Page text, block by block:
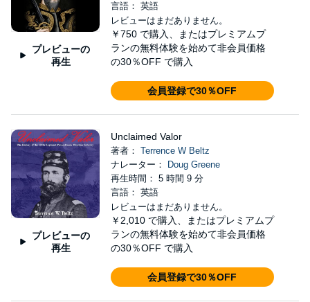
プレビューの
再生
言語： 英語
レビューはまだありません。
￥750 で購入、またはプレミアムプ
ランの無料体験を始めて非会員価格
の30％OFF で購入
会員登録で30％OFF
プレビューの
再生
Unclaimed Valor
著者： Terrence W Beltz
ナレーター：
Doug Greene
再生時間： 5 時間 9 分
言語： 英語
レビューはまだありません。
￥2,010 で購入、またはプレミアムプ
ランの無料体験を始めて非会員価格
の30％OFF で購入
会員登録で30％OFF